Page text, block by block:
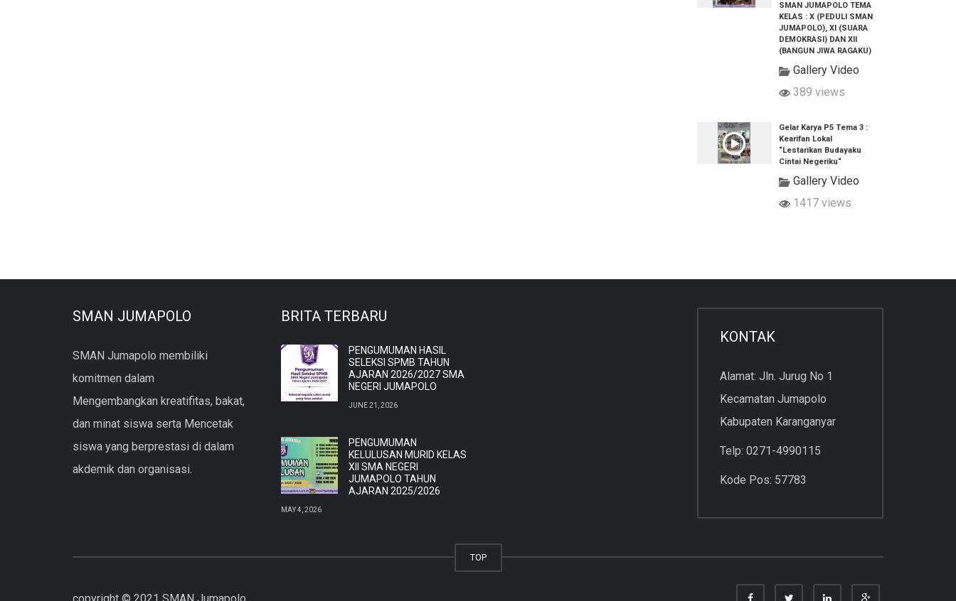
SMAN JUMAPOLO TEMA
KELAS : X (PEDULI SMAN
JUMAPOLO), XI (SUARA
DEMOKRASI) DAN XII
(BANGUN JIWA RAGAKU)
Gallery Video
389 views
Gelar Karya P5 Tema 3 :
Kearifan Lokal
“Lestarikan Budayaku
Cintai Negeriku“
Gallery Video
1417 views
SMAN JUMAPOLO
SMAN Jumapolo membiliki
komitmen dalam
Mengembangkan kreatifitas, bakat,
dan minat siswa serta Mencetak
siswa yang berprestasi di dalam
akdemik dan organisasi.
BRITA TERBARU
PENGUMUMAN HASIL
SELEKSI SPMB TAHUN
AJARAN 2026/2027 SMA
NEGERI JUMAPOLO
JUNE 21, 2026
PENGUMUMAN
KELULUSAN MURID KELAS
XII SMA NEGERI
JUMAPOLO TAHUN
AJARAN 2025/2026
MAY 4, 2026
KONTAK
Alamat: Jln. Jurug No 1
Kecamatan Jumapolo
Kabupaten Karanganyar
Telp: 0271-4990115
Kode Pos: 57783
TOP